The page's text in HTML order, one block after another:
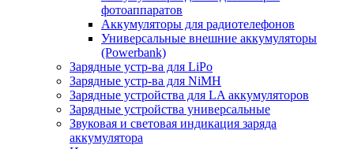
фотоаппаратов
Аккумуляторы для радиотелефонов
Универсальные внешние аккумуляторы
(Powerbank)
Зарядные устр-ва для LiPo
Зарядные устр-ва для NiMH
Зарядные устройства для LA аккумуляторов
Зарядные устройства универсальные
Звуковая и световая индикация заряда
аккумулятора